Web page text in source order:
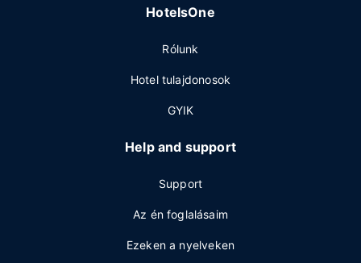
HotelsOne
Rólunk
Hotel tulajdonosok
GYIK
Help and support
Support
Az én foglalásaim
Ezeken a nyelveken